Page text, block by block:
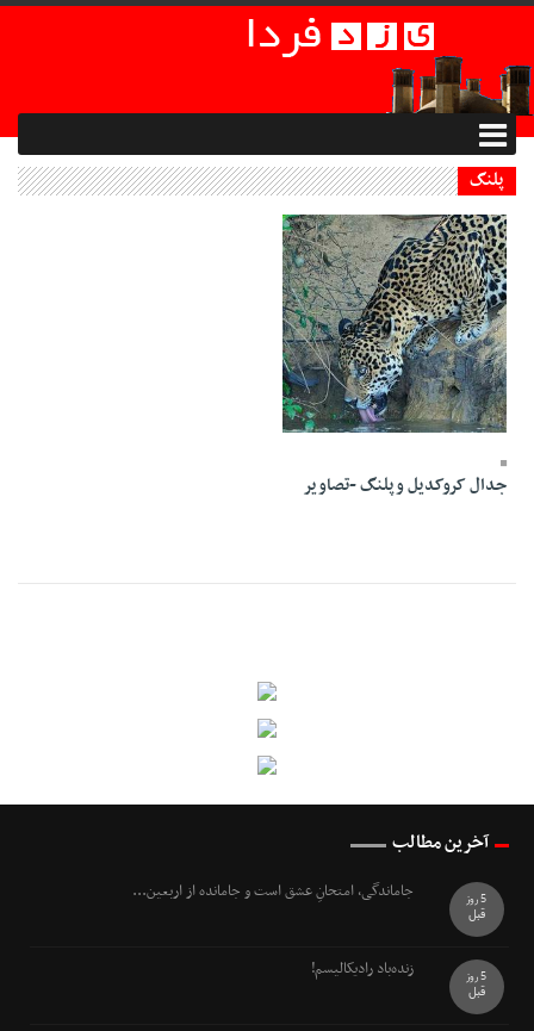
پلنگ
01 Mordad 1395 - 00:18
جدال کروکدیل وپلنگ -تصاویر
آخرین مطالب
جاماندگی، امتحانِ عشق است و جامانده از اربعین...
5 روز
قبل
زنده‌باد رادیکالیسم!
5 روز
قبل